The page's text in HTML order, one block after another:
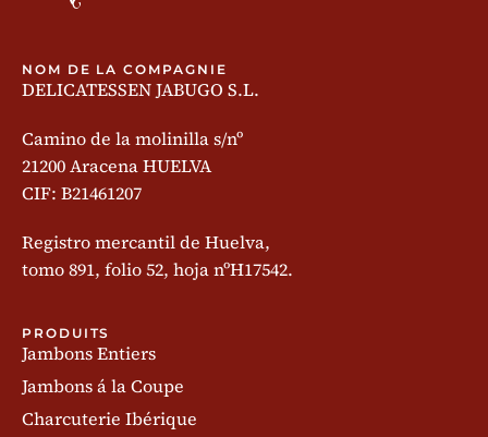
NOM DE LA COMPAGNIE
DELICATESSEN JABUGO S.L.
Camino de la molinilla s/nº
21200 Aracena HUELVA
CIF: B21461207
Registro mercantil de Huelva,
tomo 891, folio 52, hoja nºH17542.
PRODUITS
Jambons Entiers
Jambons á la Coupe
Charcuterie Ibérique